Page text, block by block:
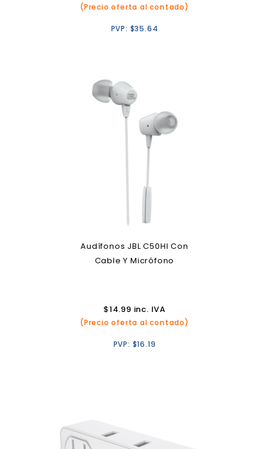
(Precio oferta al contado)
PVP: $35.64
Audífonos JBL C50HI Con
Cable Y Micrófono
$14.99 inc. IVA
(Precio oferta al contado)
PVP: $16.19